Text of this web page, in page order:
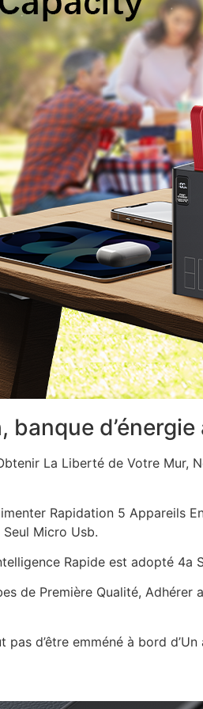
La Liberté de Votre Mur,
Rapidation 5 Appareils
Seul Micro Usb.
Rapide est adopté 4a
de Première Qualité, Adhérer
d’être emméné à bord d’Un